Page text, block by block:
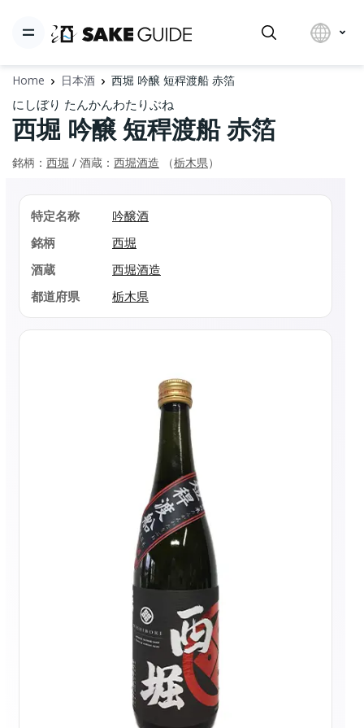
Home 日本酒 西堀 吟醸 短稈渡船 赤箔
にしぼり たんかんわたりぶね
西堀 吟醸 短稈渡船 赤箔
銘柄： 西堀 / 酒蔵： 西堀酒造 （栃木県）
特定名称
吟醸酒
銘柄
西堀
酒蔵
西堀酒造
都道府県
栃木県